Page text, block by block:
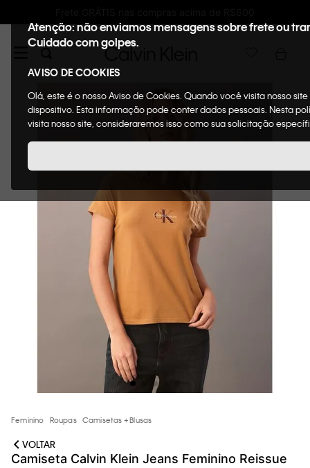
Atenção: não enviamos mensagens sobre frete ou
Cuidado com golpes.
AVISO DE COOKIES
Olá, este é o nosso Aviso de Cookies. Quando você visita nosso
dispositivo. Esta informação pode conter dados pessoais. Nesta
visita nosso site, consideraremos isso como sua solicitação
Feminino Roupas Camisetas + Blusas
VOLTAR
Camiseta Calvin Klein Jeans Feminino Reissue